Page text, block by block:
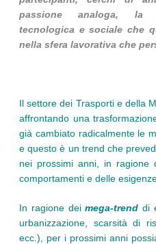
passione analoga, la
tecnologica e sociale che
nella sfera lavorativa che
Il settore dei Trasporti e della
affrontando una
già cambiato radicalmente le
e questo è un trend che
nei prossimi anni, in ragione
comportamenti e delle
In ragione deimega-trend di
urbanizzazione, scarsità di
ecc.), per i prossimi anni